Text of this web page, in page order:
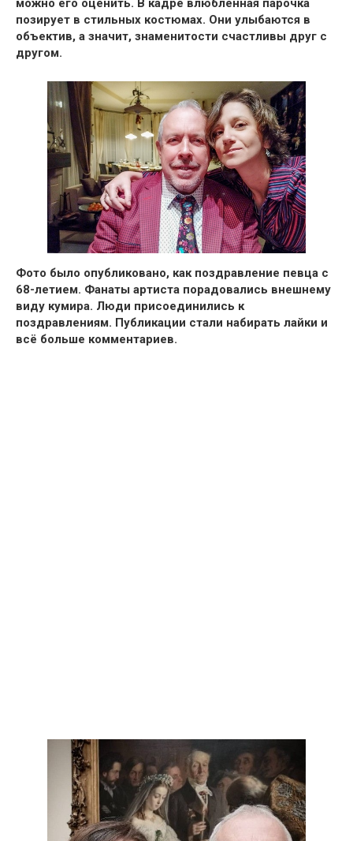
можно его оценить. В кадре влюблённая парочка
позирует в стильных костюмах. Они улыбаются в
объектив, а значит, знаменитости счастливы друг с
другом.
Фото было опубликовано, как поздравление певца с
68-летием. Фанаты артиста порадовались внешнему
виду кумира. Люди присоединились к
поздравлениям. Публикации стали набирать лайки и
всё больше комментариев.